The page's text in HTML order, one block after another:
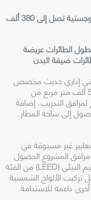
· طاقة استيعابية للتخزين والخدمات اللوجستية تصل إلى 380 ألف
الطائرات عريضة
ضيقة البدن
إداري حديث مخصص
لمركز طيران الإمارات الهندسي، يوفر 50 ألف متر مربع من
ألف متر مربع لمرافق التدريب، إضافة
إلى ساحة المطار.
غير مسبوقة في
المشروع الحصول
على تصنيف الريادة في الطاقة والتصميم البيئي (LEED) من الفئة
تركيب الألواح الشمسية
داعمة للاستدامة.